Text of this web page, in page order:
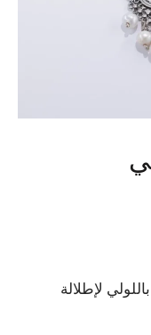
باللولي لإطلالة